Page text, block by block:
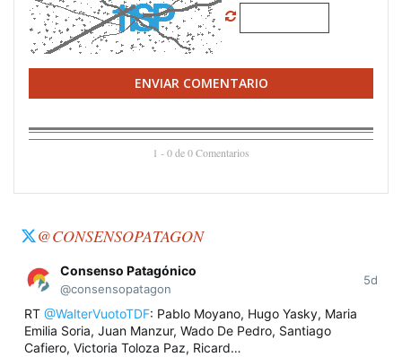
ENVIAR COMENTARIO
1 - 0 de 0 Comentarios
@CONSENSOPATAGON
Consenso Patagónico
@consensopatagon
5d
RT @WalterVuotoTDF: Pablo Moyano, Hugo Yasky, Maria
Emilia Soria, Juan Manzur, Wado De Pedro, Santiago
Cafiero, Victoria Toloza Paz, Ricard…